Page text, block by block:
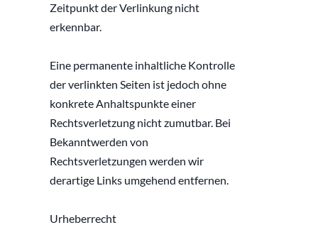
Zeitpunkt der Verlinkung nicht
erkennbar.
Eine permanente inhaltliche Kontrolle
der verlinkten Seiten ist jedoch ohne
konkrete Anhaltspunkte einer
Rechtsverletzung nicht zumutbar. Bei
Bekanntwerden von
Rechtsverletzungen werden wir
derartige Links umgehend entfernen.
Urheberrecht